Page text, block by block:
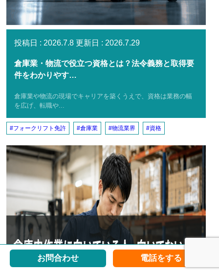
2026.7.8 2026.7.29
倉庫業・物流で役立つ資格とは？法令義務と取得要
件をわかりやす…
倉庫業や物流の現場でキャリアを築くうえで、資格は業務の幅
を広げ、転職や...
フォークリフト免許 倉庫業 物流業界 資格
お問合わせ 電話をする